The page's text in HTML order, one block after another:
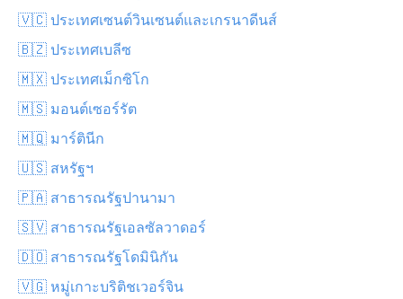
🇻🇨 ประเทศเซนต์วินเซนต์และเกรนาดีนส์
🇧🇿 ประเทศเบลีซ
🇲🇽 ประเทศเม็กซิโก
🇲🇸 มอนต์เซอร์รัต
🇲🇶 มาร์ตินีก
🇺🇸 สหรัฐฯ
🇵🇦 สาธารณรัฐปานามา
🇸🇻 สาธารณรัฐเอลซัลวาดอร์
🇩🇴 สาธารณรัฐโดมินิกัน
🇻🇬 หมู่เกาะบริติชเวอร์จิน